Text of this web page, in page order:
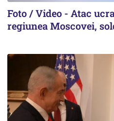
Foto / Video - Atac
regiunea Moscovei,